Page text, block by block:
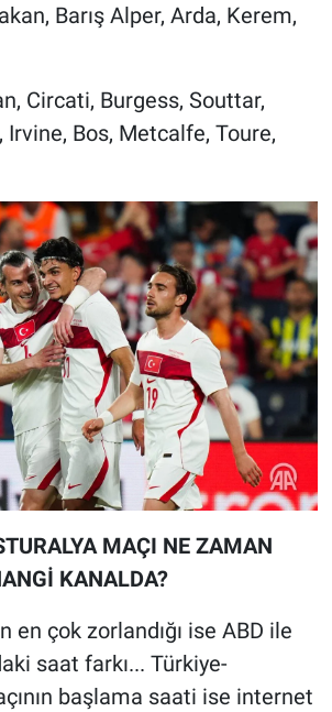
Barış Alper, Arda, Kerem,
Circati, Burgess, Souttar,
Irvine, Bos, Metcalfe, Toure,
MAÇI NE ZAMAN
KANALDA?
en çok zorlandığı ise ABD ile
saat farkı... Türkiye-
başlama saati ise internet